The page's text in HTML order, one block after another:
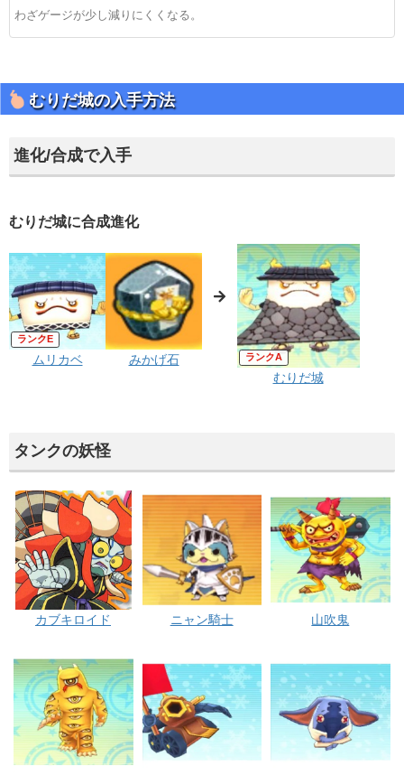
わざゲージが少し減りにくくなる。
むりだ城の入手方法
進化/合成で入手
むりだ城に合成進化
E
ムリカベ みかげ石 A
むりだ城
タンクの妖怪
カブキロイド ニャン騎士 山吹鬼